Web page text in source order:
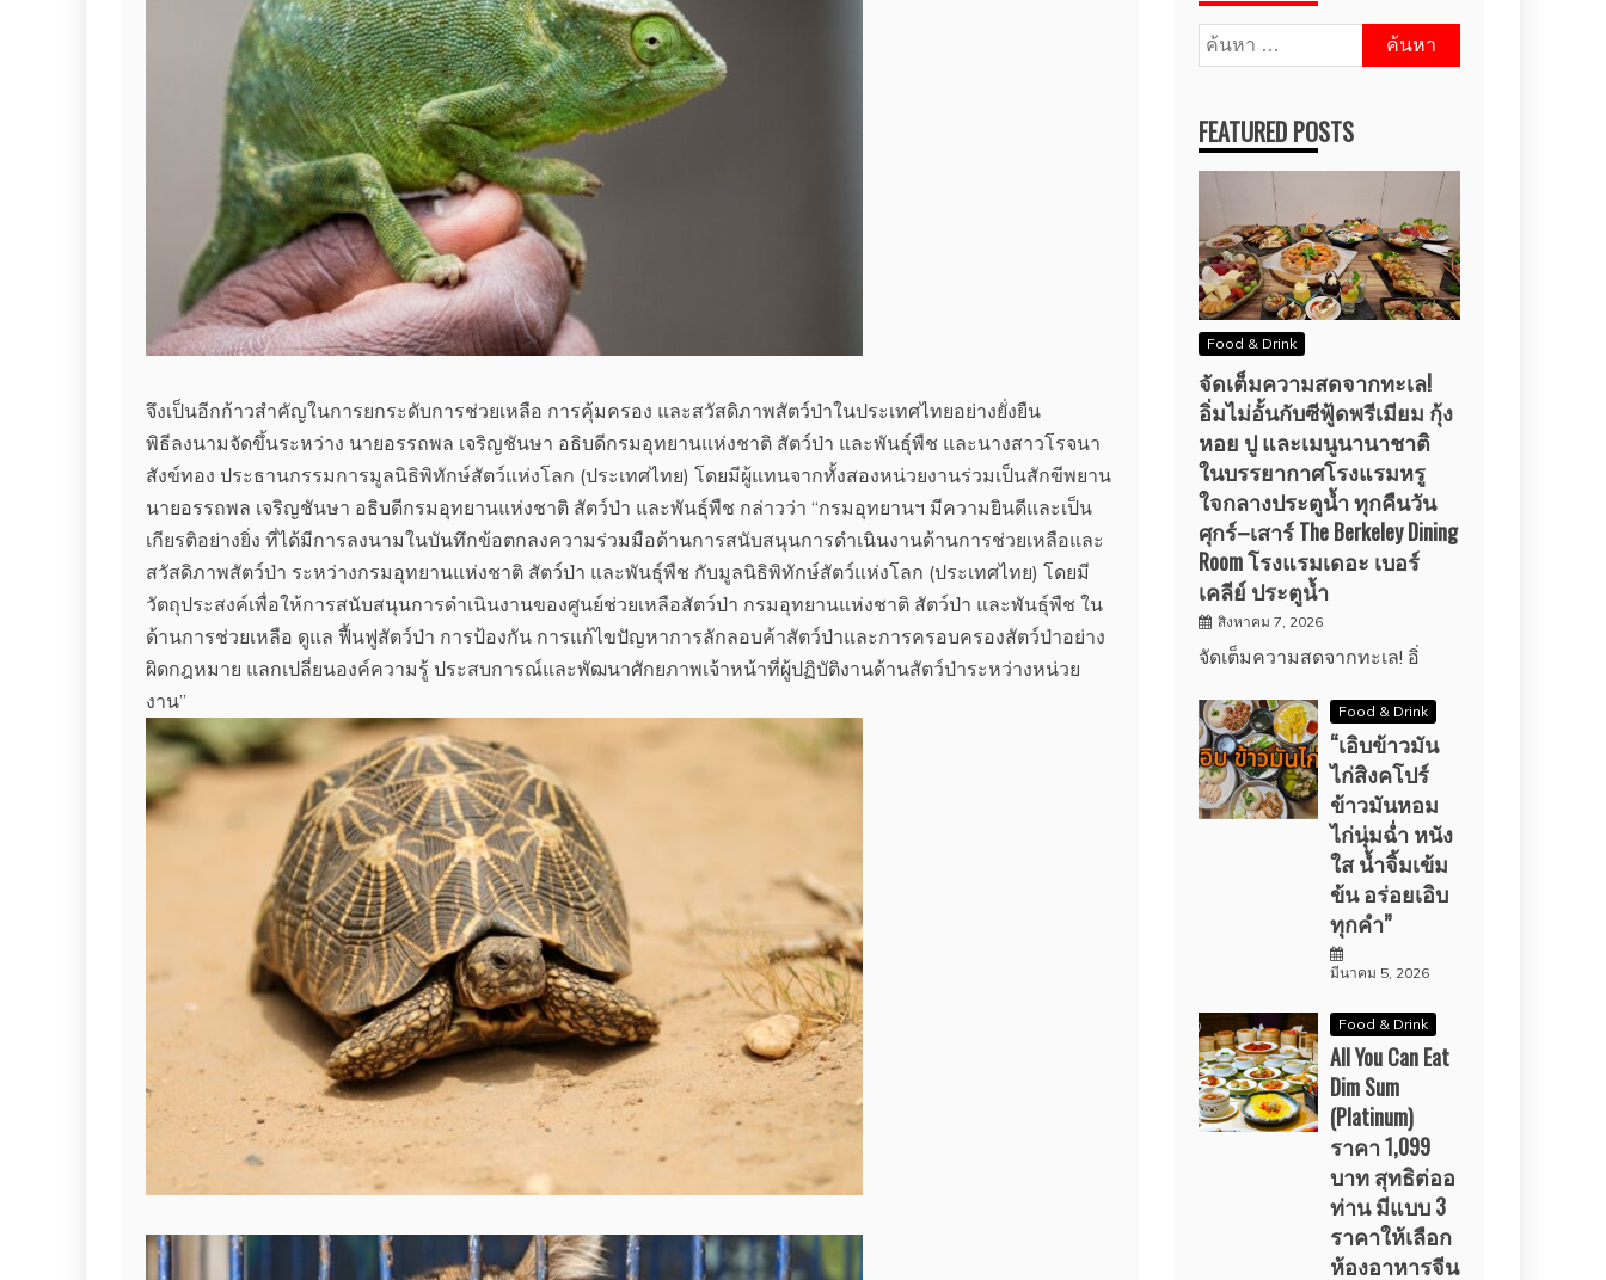
จึงเป็นอีกก้าวสำคัญในการยกระดับการช่วยเหลือ การคุ้มครอง และสวัสดิภาพสัตว์ป่าในประเทศไทยอย่างยั่งยืน
พิธีลงนามจัดขึ้นระหว่าง นายอรรถพล เจริญชันษา อธิบดีกรมอุทยานแห่งชาติ สัตว์ป่า และพันธุ์พืช และนางสาวโรจนา
สังข์ทอง ประธานกรรมการมูลนิธิพิทักษ์สัตว์แห่งโลก (ประเทศไทย) โดยมีผู้แทนจากทั้งสองหน่วยงานร่วมเป็นสักขีพยาน
นายอรรถพล เจริญชันษา อธิบดีกรมอุทยานแห่งชาติ สัตว์ป่า และพันธุ์พืช กล่าวว่า “กรมอุทยานฯ มีความยินดีและเป็น
เกียรติอย่างยิ่ง ที่ได้มีการลงนามในบันทึกข้อตกลงความร่วมมือด้านการสนับสนุนการดำเนินงานด้านการช่วยเหลือและ
สวัสดิภาพสัตว์ป่า ระหว่างกรมอุทยานแห่งชาติ สัตว์ป่า และพันธุ์พืช กับมูลนิธิพิทักษ์สัตว์แห่งโลก (ประเทศไทย) โดยมี
วัตถุประสงค์เพื่อให้การสนับสนุนการดำเนินงานของศูนย์ช่วยเหลือสัตว์ป่า กรมอุทยานแห่งชาติ สัตว์ป่า และพันธุ์พืช ใน
ด้านการช่วยเหลือ ดูแล ฟื้นฟูสัตว์ป่า การป้องกัน การแก้ไขปัญหาการลักลอบค้าสัตว์ป่าและการครอบครองสัตว์ป่าอย่าง
ผิดกฎหมาย แลกเปลี่ยนองค์ความรู้ ประสบการณ์และพัฒนาศักยภาพเจ้าหน้าที่ผู้ปฏิบัติงานด้านสัตว์ป่าระหว่างหน่วย
งาน”
ค้นหา
สำหรับ:
FEATURED POSTS
Food & Drink
จัดเต็มความสดจากทะเล!
อิ่มไม่อั้นกับซีฟู้ดพรีเมียม กุ้ง
หอย ปู และเมนูนานาชาติ
ในบรรยากาศโรงแรมหรู
ใจกลางประตูน้ำ ทุกคืนวัน
ศุกร์–เสาร์ The Berkeley Dining
Room โรงแรมเดอะ เบอร์
เคลีย์ ประตูน้ำ
สิงหาคม 7, 2026
จัดเต็มความสดจากทะเล! อิ่
Food & Drink
“เอิบข้าวมัน
ไก่สิงคโปร์
ข้าวมันหอม
ไก่นุ่มฉ่ำ หนัง
ใส น้ำจิ้มเข้ม
ข้น อร่อยเอิบ
ทุกคำ”
มีนาคม 5, 2026
Food & Drink
All You Can Eat
Dim Sum
(Platinum)
ราคา 1,099
บาท สุทธิต่ออ
ท่าน มีแบบ 3
ราคาให้เลือก
ห้องอาหารจีน